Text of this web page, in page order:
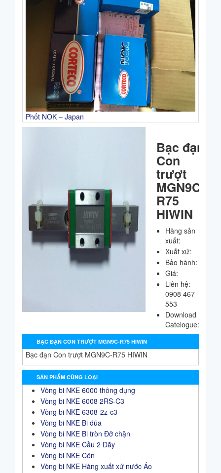
Phốt NOK – Japan
Bạc đạn
Con
trượt
MGN9C-
R75
HIWIN
Hãng sản
xuất:
Xuất xứ:
Bảo hành:
Giá:
Liên hệ:
0908 467
553
Download
Catelogue:
BẠC ĐẠN CON TRƯỢT MGN9C-R75 HIWIN
Bạc đạn Con trượt MGN9C-R75 HIWIN
SẢN PHẨM CÙNG LOẠI
Vòng bi NKE 6000 thông dụng
Vòng bi NKE 6008 2RS-C3
Vòng bi NKE 6308-2z-c3
Vòng bi NKE Bi đũa
Vòng bi NKE Bi tròn Đỡ chặn
Vòng bi NKE Cầu 2 Dãy
Vòng bi NKE Côn
Vòng bi NKE Hàng xuất xứ nước Áo